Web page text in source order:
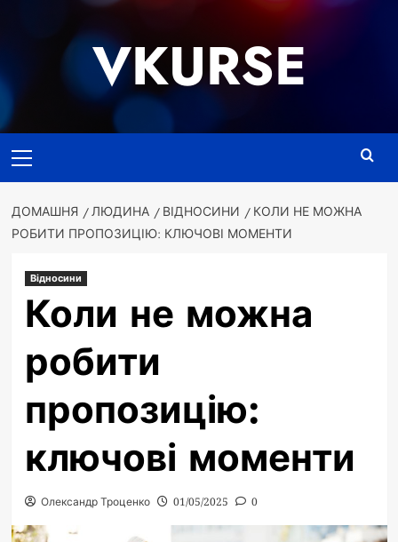
VKURSE
меню
ДОМАШНЯ ЛЮДИНА ВІДНОСИНИ
КОЛИ НЕ МОЖНА
РОБИТИ ПРОПОЗИЦІЮ: КЛЮЧОВІ МОМЕНТИ
Відносини
Коли не можна
робити
пропозицію:
ключові моменти
Олександр Троценко 01/05/2025 0